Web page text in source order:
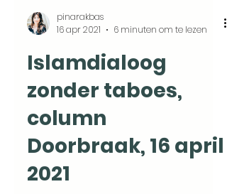
pinarakbas
16 apr 2021
6 minuten om te lezen
Islamdialoog
zonder taboes,
column
Doorbraak, 16 april
2021